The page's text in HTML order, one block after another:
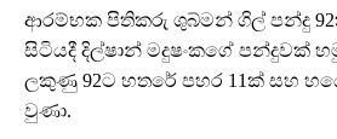
ආරම්භක පිතිකරු ශුබ්මන් ගිල් පන්දු
සිටියදී දිල්ෂාන් මදුෂංකගේ පන්දුවක්
ලකුණු 92ට හතරේ පහර 11ක් සහ
වුණා.